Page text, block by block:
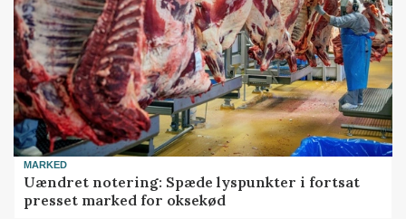
MARKED
Uændret notering: Spæde lyspunkter i fortsat
presset marked for oksekød